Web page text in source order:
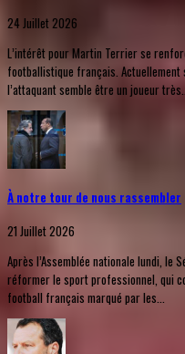
24 Juillet 2026
L’intérêt pour Martin Terrier se
footballistique français. Actuellement
l’attaquant semble être un joueur très...
À notre tour de nous rassembler
21 Juillet 2026
Après l’Assemblée nationale lundi, le
réformer le sport professionnel, qui
football français marqué par les...